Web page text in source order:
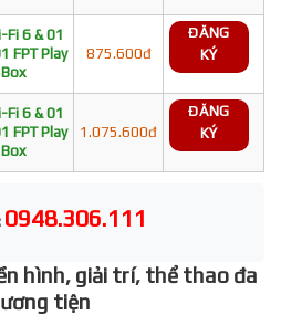
Fi 6 & 01
FPT Play
Box
875.600đ
ĐĂNG
KÝ
Fi 6 & 01
FPT Play
Box
1.075.600đ
ĐĂNG
KÝ
0948.306.111
hình, giải trí, thể thao đa
tiện